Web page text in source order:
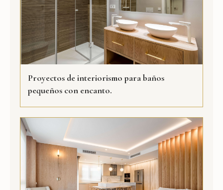
Proyectos de interiorismo para baños
pequeños con encanto.